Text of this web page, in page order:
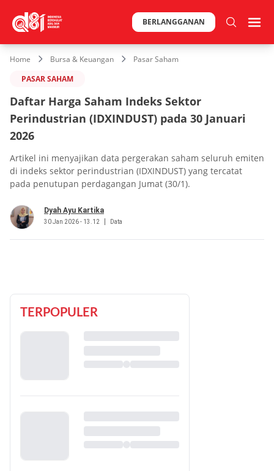
BERLANGGANAN
Home Bursa & Keuangan
Pasar Saham
PASAR SAHAM
Daftar Harga Saham Indeks Sektor
Perindustrian (IDXINDUST) pada 30 Januari
2026
Artikel ini menyajikan data pergerakan saham seluruh emiten
di indeks sektor perindustrian (IDXINDUST) yang tercatat
pada penutupan perdagangan Jumat (30/1).
Dyah Ayu Kartika
30 Jan 2026 - 13.12 Data
TERPOPULER